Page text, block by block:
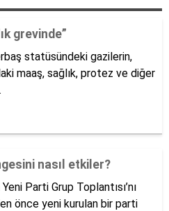
grevinde”
statüsündeki gazilerin,
maaş, sağlık, protez ve diğer
nasıl etkiler?
Parti Grup Toplantısı’nı
önce yeni kurulan bir parti